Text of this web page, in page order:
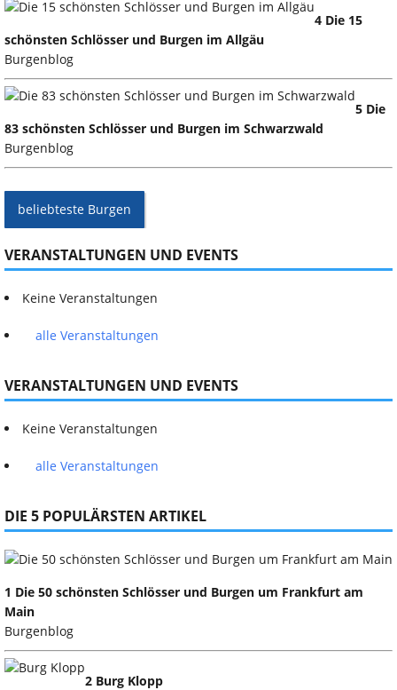
4 Die 15
schönsten Schlösser und Burgen im Allgäu
Burgenblog
5 Die
83 schönsten Schlösser und Burgen im Schwarzwald
Burgenblog
beliebteste Burgen
VERANSTALTUNGEN UND EVENTS
Keine Veranstaltungen
alle Veranstaltungen
VERANSTALTUNGEN UND EVENTS
Keine Veranstaltungen
alle Veranstaltungen
DIE 5 POPULÄRSTEN ARTIKEL
1 Die 50 schönsten Schlösser und Burgen um Frankfurt am
Main
Burgenblog
2 Burg Klopp